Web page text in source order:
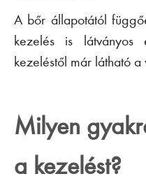
A bőr állapotától
kezelés is
kezeléstől már látható a
Milyen
a kezelést?